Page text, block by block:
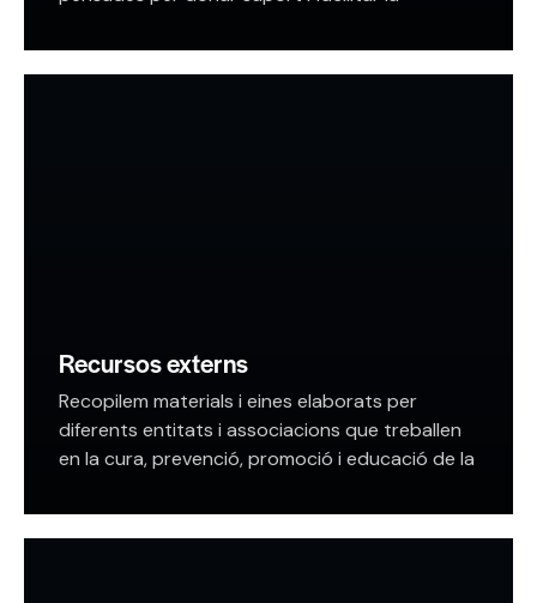
pràctics per a…
Recursos externs
Recopilem materials i eines elaborats per
diferents entitats i associacions que treballen
en la cura, prevenció, promoció i educació de la
complementaris que…